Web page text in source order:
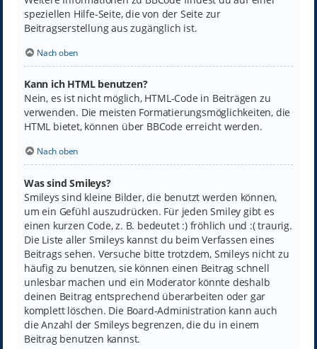
speziellen Hilfe-Seite, die von der Seite zur
Beitragserstellung aus zugänglich ist.
Nach oben
Kann ich HTML benutzen?
Nein, es ist nicht möglich, HTML-Code in Beiträgen zu
verwenden. Die meisten Formatierungsmöglichkeiten, die
HTML bietet, können über BBCode erreicht werden.
Nach oben
Was sind Smileys?
Smileys sind kleine Bilder, die benutzt werden können,
um ein Gefühl auszudrücken. Für jeden Smiley gibt es
einen kurzen Code, z. B. bedeutet :) fröhlich und :( traurig.
Die Liste aller Smileys kannst du beim Verfassen eines
Beitrags sehen. Versuche bitte trotzdem, Smileys nicht zu
häufig zu benutzen, sie können einen Beitrag schnell
unlesbar machen und ein Moderator könnte deshalb
deinen Beitrag entsprechend überarbeiten oder gar
komplett löschen. Die Board-Administration kann auch
die Anzahl der Smileys begrenzen, die du in einem
Beitrag benutzen kannst.